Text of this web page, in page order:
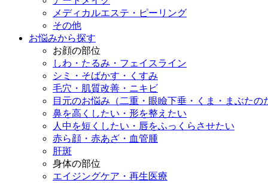
メディカルエステ・ピーリング
その他
お悩みから探す
お顔の部位
しわ・たるみ・フェイスライン
シミ・そばかす・くすみ
毛穴・肌質改善・ニキビ
目元のお悩み（二重・眼瞼下垂・くま・まぶたの
鼻を高くしたい・形を整えたい
人中を短くしたい・唇をふっくらさせたい
赤ら顔・赤あざ・血管腫
肝斑
身体の部位
エイジングケア・再生医療